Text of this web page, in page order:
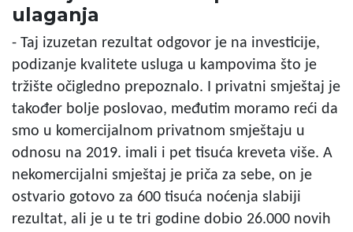
ulaganja
- Taj izuzetan rezultat odgovor je na investicije,
podizanje kvalitete usluga u kampovima što je
tržište očigledno prepoznalo. I privatni smještaj je
također bolje poslovao, međutim moramo reći da
smo u komercijalnom privatnom smještaju u
odnosu na 2019. imali i pet tisuća kreveta više. A
nekomercijalni smještaj je priča za sebe, on je
ostvario gotovo za 600 tisuća noćenja slabiji
rezultat, ali je u te tri godine dobio 26.000 novih